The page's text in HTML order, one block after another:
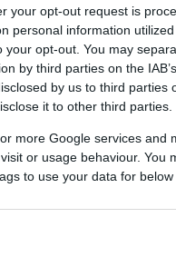
your opt-out request is
personal information
opt-out. You may
by third parties on the
by us to third parties
it to other third parties.
more Google services and
or usage behaviour. You
to use your data for
φιναλίστ. Η
πως στόχος της ήταν
εισάγοντας
για μετακίνηση
να παραμένεις
ότι τα εταιρικά